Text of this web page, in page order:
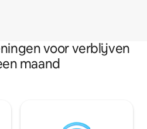
voor verblijven
maand